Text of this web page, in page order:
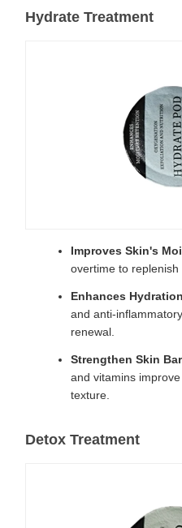
Hydrate Treatment
Improves Skin's
overtime to
Enhances
and anti-
renewal.
Strengthen Skin
and vitamins
texture.
Detox Treatment